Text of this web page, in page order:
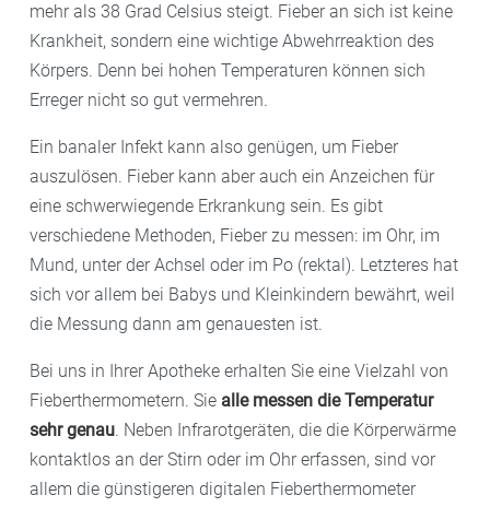
mehr als 38 Grad Celsius steigt. Fieber an sich ist keine
Krankheit, sondern eine wichtige Abwehrreaktion des
Körpers. Denn bei hohen Temperaturen können sich
Erreger nicht so gut vermehren.
Ein banaler Infekt kann also genügen, um Fieber
auszulösen. Fieber kann aber auch ein Anzeichen für
eine schwerwiegende Erkrankung sein. Es gibt
verschiedene Methoden, Fieber zu messen: im Ohr, im
Mund, unter der Achsel oder im Po (rektal). Letzteres hat
sich vor allem bei Babys und Kleinkindern bewährt, weil
die Messung dann am genauesten ist.
Bei uns in Ihrer Apotheke erhalten Sie eine Vielzahl von
Fieberthermometern. Sie alle messen die Temperatur
sehr genau. Neben Infrarotgeräten, die die Körperwärme
kontaktlos an der Stirn oder im Ohr erfassen, sind vor
allem die günstigeren digitalen Fieberthermometer